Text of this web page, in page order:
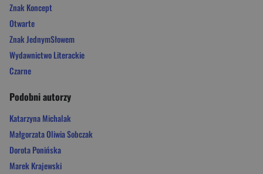
Znak Koncept
Otwarte
Znak JednymSłowem
Wydawnictwo Literackie
Czarne
Podobni autorzy
Katarzyna Michalak
Małgorzata Oliwia Sobczak
Dorota Ponińska
Marek Krajewski